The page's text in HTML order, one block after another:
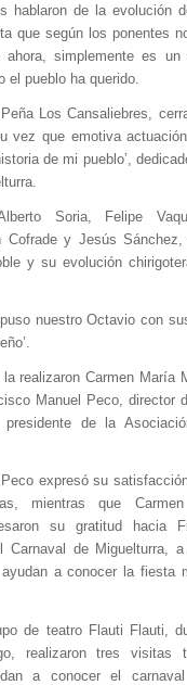
hablaron de la evolución
que según los ponentes
simplemente es un
el pueblo ha querido.
Los Cansaliebres,
vez que emotiva
de mi pueblo’,
Soria, Felipe
Cofrade y Jesús
y su evolución
nuestro Octavio con
realizaron Carmen María
Manuel Peco, director
presidente de la
expresó su
mientras que
su gratitud hacia
Carnaval de Miguelturra,
a conocer la fiesta
de teatro Flauti Flauti,
realizaron tres visitas
a conocer el